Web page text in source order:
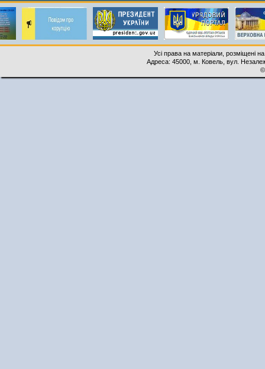
Усі права на матеріали, розміщені
Адреса: 45000, м. Ковель, вул.